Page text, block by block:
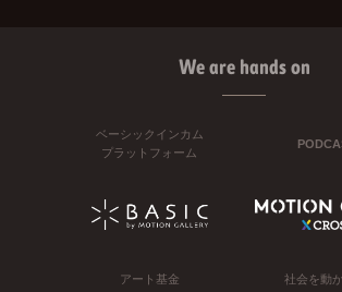
We are hands on
ベーシックインカム
プラットフォーム
アート基金 社会を動